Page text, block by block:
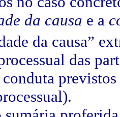
da causa e a
da causa”
das